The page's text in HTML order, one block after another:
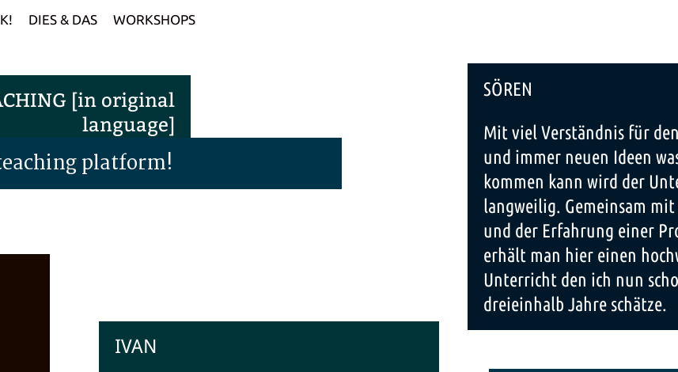
DIES & DAS WORKSHOPS
[in original
language]
platform!
IVAN
SÖREN
Mit viel Verständnis für
und immer neuen Ideen
kommen kann wird der
langweilig. Gemeinsam mit
und der Erfahrung einer
erhält man hier einen
Unterricht den ich nun
dreieinhalb Jahre schätze.